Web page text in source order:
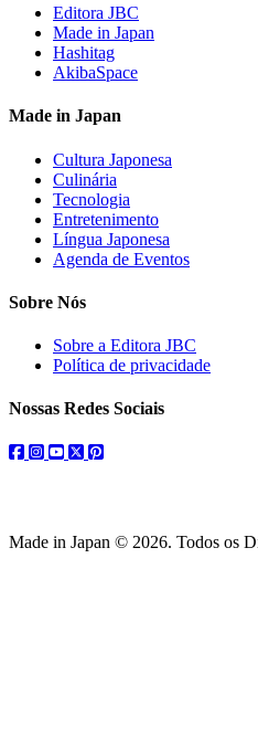
Editora JBC
Made in Japan
Hashitag
AkibaSpace
Made in Japan
Cultura Japonesa
Culinária
Tecnologia
Entretenimento
Língua Japonesa
Agenda de Eventos
Sobre Nós
Sobre a Editora JBC
Política de privacidade
Nossas Redes Sociais
facebook
instagram
youtube
twitterpinterest
Made in Japan © 2026. Todos os